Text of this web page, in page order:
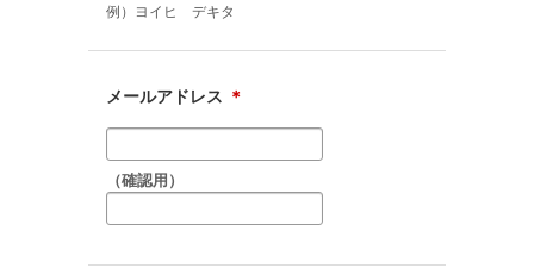
例）ヨイヒ デキタ
メールアドレス ＊
（確認用）